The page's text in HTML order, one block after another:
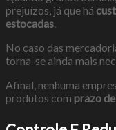
prejuízos, já que há
estocadas
No caso das
torna-se ainda mais
Afinal, nenhuma
produtos com prazo